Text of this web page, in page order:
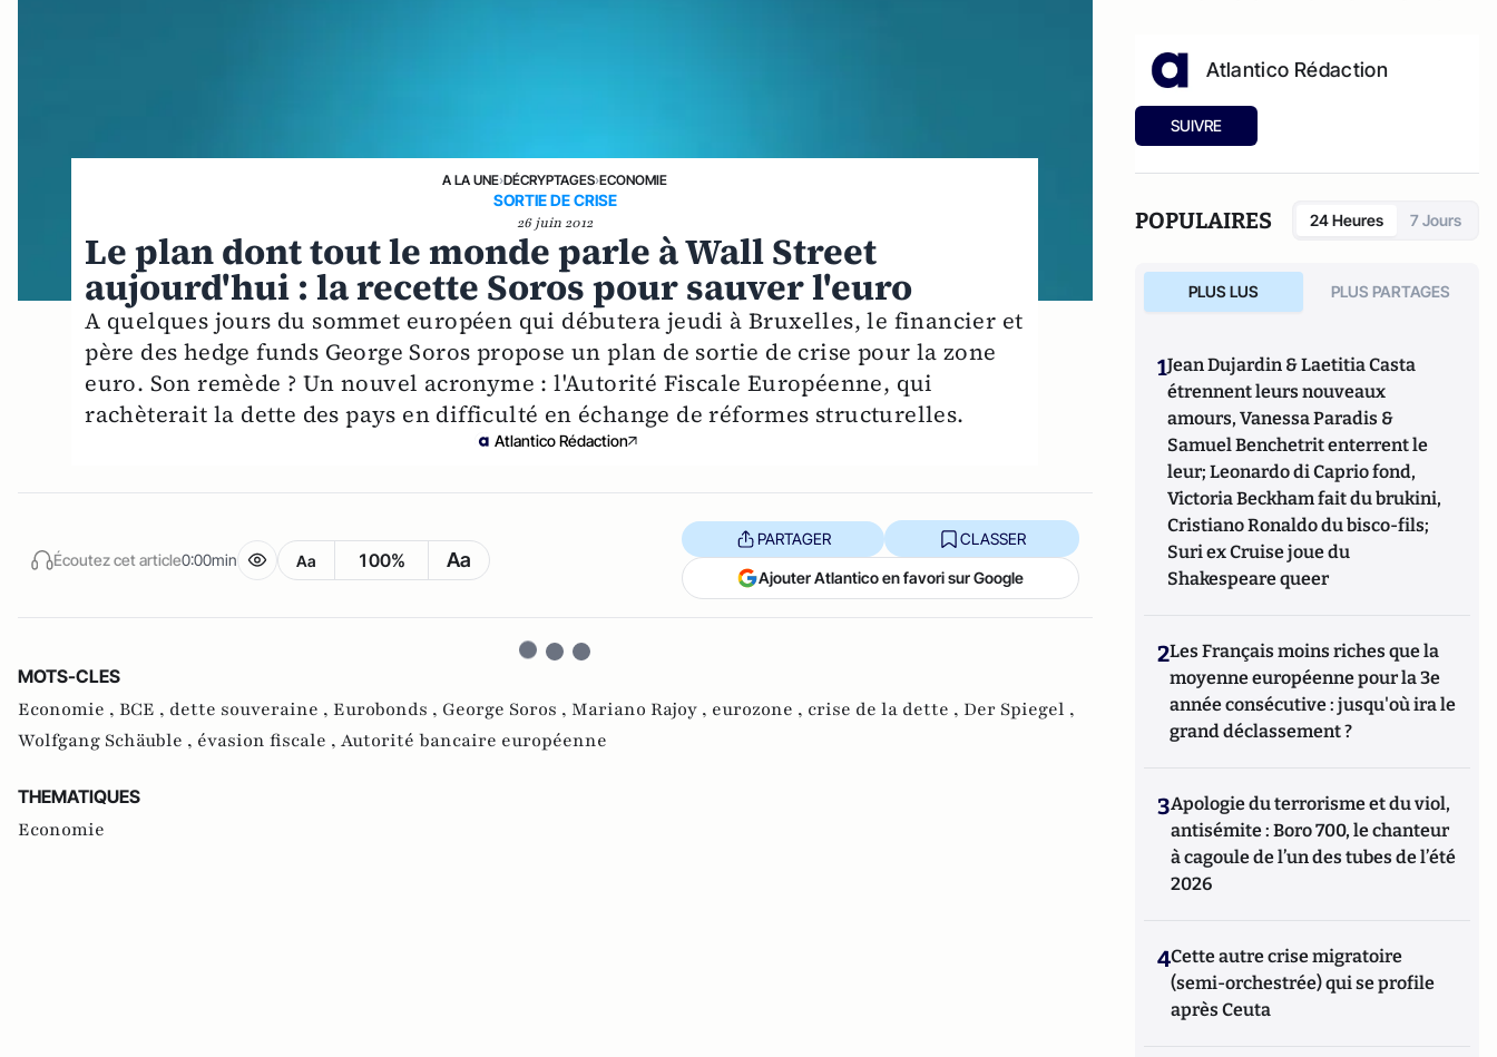
A LA UNE›DÉCRYPTAGES›ECONOMIE
SORTIE DE CRISE
26 juin 2012
Le plan dont tout le monde parle à Wall Street
aujourd'hui : la recette Soros pour sauver l'euro
A quelques jours du sommet européen qui débutera jeudi à Bruxelles, le financier et
père des hedge funds George Soros propose un plan de sortie de crise pour la zone
euro. Son remède ? Un nouvel acronyme : l'Autorité Fiscale Européenne, qui
rachèterait la dette des pays en difficulté en échange de réformes structurelles.
Atlantico Rédaction
Écoutez cet article0:00min Aa 100% Aa
PARTAGER CLASSER
Ajouter Atlantico en favori sur Google
MOTS-CLES
Economie , BCE , dette souveraine , Eurobonds , George Soros , Mariano Rajoy , eurozone , crise de la dette , Der Spiegel ,
Wolfgang Schäuble , évasion fiscale , Autorité bancaire européenne
THEMATIQUES
Economie
Atlantico Rédaction
SUIVRE
POPULAIRES 24 Heures 7 Jours
PLUS LUS PLUS PARTAGES
1Jean Dujardin & Laetitia Casta
étrennent leurs nouveaux
amours, Vanessa Paradis &
Samuel Benchetrit enterrent le
leur; Leonardo di Caprio fond,
Victoria Beckham fait du brukini,
Cristiano Ronaldo du bisco-fils;
Suri ex Cruise joue du
Shakespeare queer
2Les Français moins riches que la
moyenne européenne pour la 3e
année consécutive : jusqu'où ira le
grand déclassement ?
3Apologie du terrorisme et du viol,
antisémite : Boro 700, le chanteur
à cagoule de l’un des tubes de l’été
2026
4Cette autre crise migratoire
(semi-orchestrée) qui se profile
après Ceuta